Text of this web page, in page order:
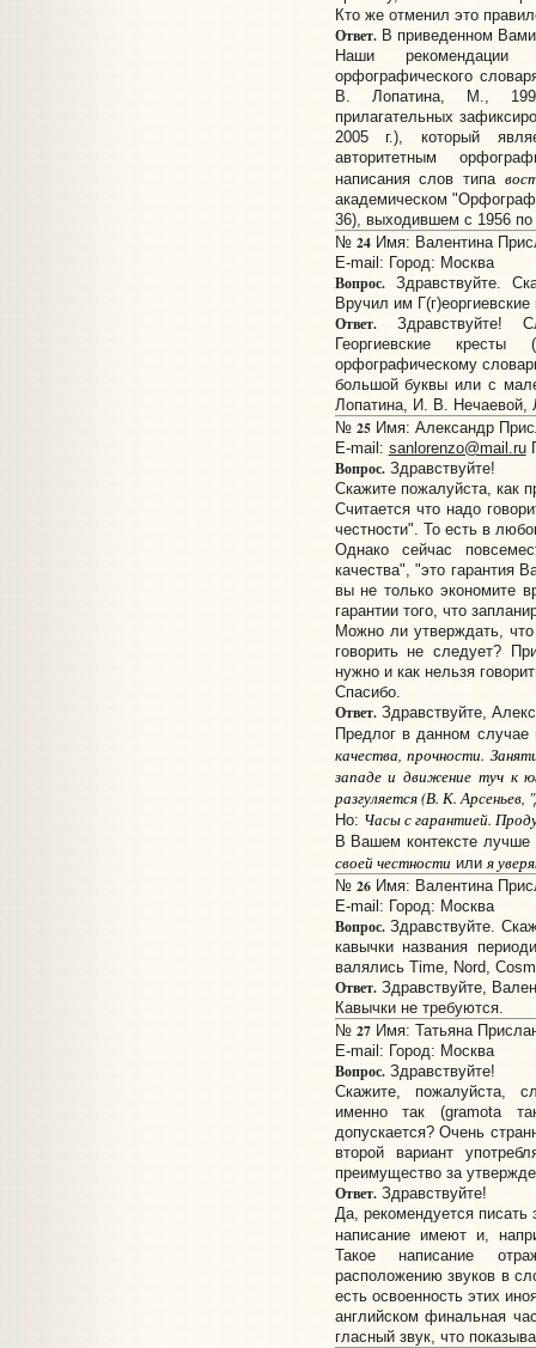
Кто же отменил это
Ответ.В приведенном Вами
Наши
орфографического
В. Лопатина, М.,
прилагательных
2005 г.), который
авторитетным
написания слов типа
академическом
36), выходившем с 1956 по
№ 24Имя: Валентина
E-mail: Город: Москва
Вопрос.Здравствуйте.
Вручил им
Ответ.Здравствуйте!
Георгиевские кресты
орфографическому
большой буквы или с
Лопатина, И. В.
№ 25Имя: Александр
E-mail: sanlorenzo@mail.ru
Вопрос.Здравствуйте!
Скажите пожалуйста, как
Считается что надо
честности". То есть в
Однако сейчас
качества", "это гарантия
вы не только экономите
гарантии того, что
Можно ли утверждать,
говорить не следует?
нужно и как нельзя
Спасибо.
Ответ.Здравствуйте,
Предлог в данном
качества, прочности.
западе и движение туч к
разгуляется (В. К. Арсеньев,
Но: Часы с гарантией.
В Вашем контексте лучше
своей честности илия
№ 26Имя: Валентина
E-mail: Город: Москва
Вопрос.Здравствуйте.
кавычки названия
валялись Time, Nord,
Ответ.Здравствуйте,
Кавычки не требуются.
№ 27Имя: Татьяна
E-mail: Город: Москва
Вопрос.Здравствуйте!
Скажите, пожалуйста,
именно так (gramota
допускается? Очень
второй вариант
преимущество за
Ответ.Здравствуйте!
Да, рекомендуется писать
написание имеют и,
Такое написание
расположению звуков в
есть освоенность этих
английском финальная
гласный звук, что